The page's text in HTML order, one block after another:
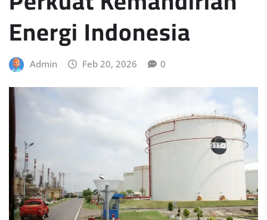
Energi Indonesia
Admin Feb 20, 2026 0